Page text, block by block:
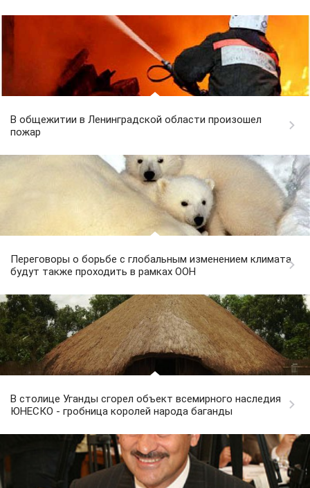
В общежитии в Ленинградской области произошел
пожар
Переговоры о борьбе с глобальным изменением климата
будут также проходить в рамках ООН
В столице Уганды сгорел объект всемирного наследия
ЮНЕСКО - гробница королей народа баганды